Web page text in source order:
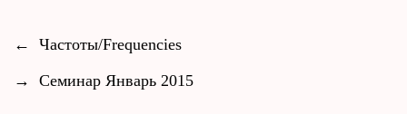
←
Частоты/Frequencies
→
Семинар Январь 2015